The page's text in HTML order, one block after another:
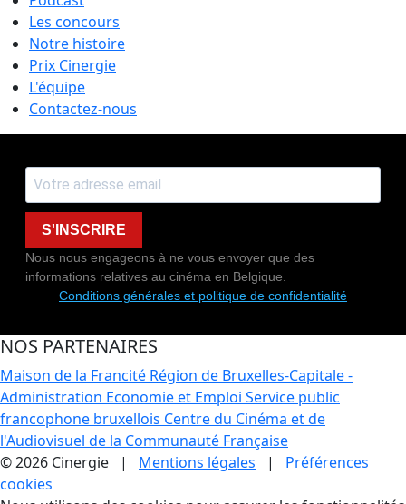
Les concours
Notre histoire
Prix Cinergie
L'équipe
Contactez-nous
S'INSCRIRE
Nous nous engageons à ne vous envoyer que des
informations relatives au cinéma en Belgique.
Conditions générales et politique de confidentialité
NOS PARTENAIRES
Maison de la Francité Région de Bruxelles-Capitale -
Administration Economie et Emploi Service public
francophone bruxellois Centre du Cinéma et de
l'Audiovisuel de la Communauté Française
© 2026 Cinergie | Mentions légales | Préférences
cookies